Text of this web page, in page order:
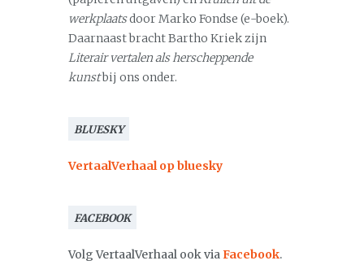
werkplaatsdoor Marko Fondse (e-boek).
Daarnaast bracht Bartho Kriek zijn
Literair vertalen als herscheppende
kunstbij ons onder.
BLUESKY
VertaalVerhaal op bluesky
FACEBOOK
Volg VertaalVerhaal ook viaFacebook.